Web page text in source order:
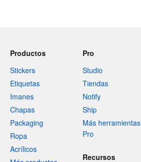
Productos
Stickers
Etiquetas
Imanes
Chapas
Packaging
Ropa
Acrílicos
Pro
Studio
Tiendas
Notify
Ship
Más herramientas
Pro
Recursos